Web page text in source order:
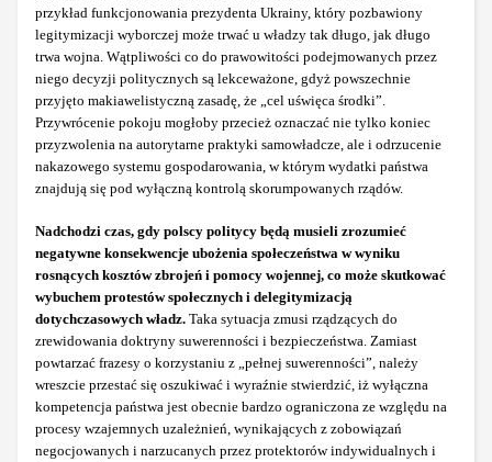
przykład funkcjonowania prezydenta Ukrainy, który pozbawiony
legitymizacji wyborczej może trwać u władzy tak długo, jak długo
trwa wojna. Wątpliwości co do prawowitości podejmowanych przez
niego decyzji politycznych są lekceważone, gdyż powszechnie
przyjęto makiawelistyczną zasadę, że „cel uświęca środki”.
Przywrócenie pokoju mogłoby przecież oznaczać nie tylko koniec
przyzwolenia na autorytarne praktyki samowładcze, ale i odrzucenie
nakazowego systemu gospodarowania, w którym wydatki państwa
znajdują się pod wyłączną kontrolą skorumpowanych rządów.
Nadchodzi czas, gdy polscy politycy będą musieli zrozumieć
negatywne konsekwencje ubożenia społeczeństwa w wyniku
rosnących kosztów zbrojeń i pomocy wojennej, co może skutkować
wybuchem protestów społecznych i delegitymizacją
dotychczasowych władz. Taka sytuacja zmusi rządzących do
zrewidowania doktryny suwerenności i bezpieczeństwa. Zamiast
powtarzać frazesy o korzystaniu z „pełnej suwerenności”, należy
wreszcie przestać się oszukiwać i wyraźnie stwierdzić, iż wyłączna
kompetencja państwa jest obecnie bardzo ograniczona ze względu na
procesy wzajemnych uzależnień, wynikających z zobowiązań
negocjowanych i narzucanych przez protektorów indywidualnych i